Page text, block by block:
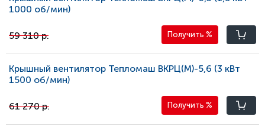
1000 oб/мин)
59 310 р. Получить %
Крышный вентилятор Тепломаш ВКРЦ(М)-5,6 (3 кВт
1500 oб/мин)
61 270 р. Получить %